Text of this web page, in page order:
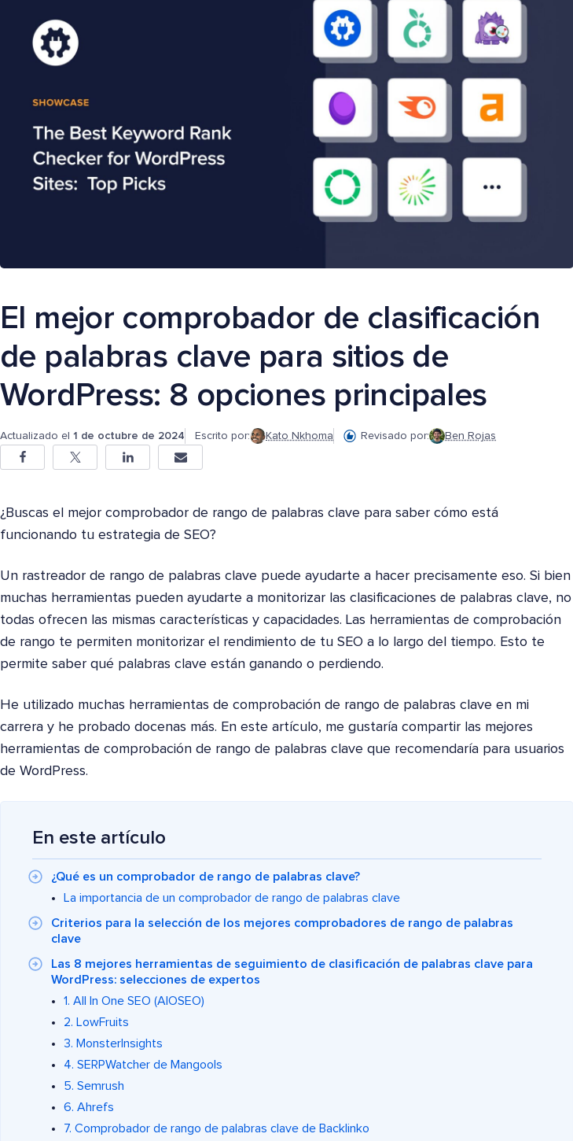
El mejor comprobador de clasificación
de palabras clave para sitios de
WordPress: 8 opciones principales
Actualizado el 1 de octubre de 2024 Escrito por: Kato Nkhoma Revisado por: Ben Rojas
¿Buscas el mejor comprobador de rango de palabras clave para saber cómo está
funcionando tu estrategia de SEO?
Un rastreador de rango de palabras clave puede ayudarte a hacer precisamente eso. Si bien
muchas herramientas pueden ayudarte a monitorizar las clasificaciones de palabras clave, no
todas ofrecen las mismas características y capacidades. Las herramientas de comprobación
de rango te permiten monitorizar el rendimiento de tu SEO a lo largo del tiempo. Esto te
permite saber qué palabras clave están ganando o perdiendo.
He utilizado muchas herramientas de comprobación de rango de palabras clave en mi
carrera y he probado docenas más. En este artículo, me gustaría compartir las mejores
herramientas de comprobación de rango de palabras clave que recomendaría para usuarios
de WordPress.
En este artículo
¿Qué es un comprobador de rango de palabras clave?
La importancia de un comprobador de rango de palabras clave
Criterios para la selección de los mejores comprobadores de rango de palabras
clave
Las 8 mejores herramientas de seguimiento de clasificación de palabras clave para
WordPress: selecciones de expertos
1. All In One SEO (AIOSEO)
2. LowFruits
3. MonsterInsights
4. SERPWatcher de Mangools
5. Semrush
6. Ahrefs
7. Comprobador de rango de palabras clave de Backlinko